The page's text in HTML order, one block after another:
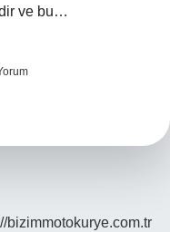
ve bu…
bizimmotokurye.com.tr